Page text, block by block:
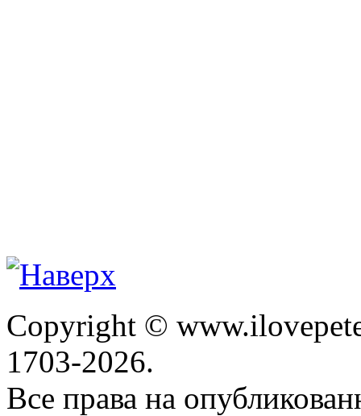
Copyright ©
1703-2026.
Все права на